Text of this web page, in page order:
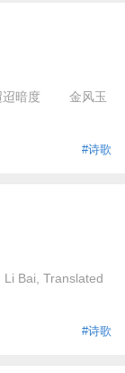
暗度 金风玉
#诗歌
Bai, Translated
#诗歌